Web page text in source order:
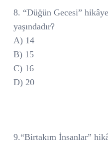
8. “Düğün Gecesi”
yaşındadır?
A) 14
B) 15
C) 16
D) 20
9.“Birtakım İnsanlar”